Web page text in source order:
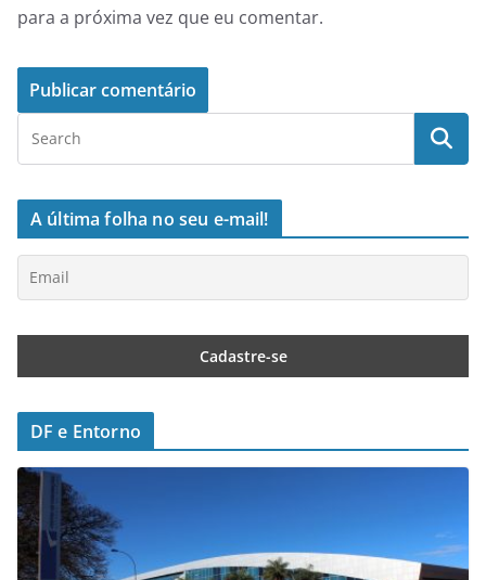
para a próxima vez que eu comentar.
A última folha no seu e-mail!
DF e Entorno